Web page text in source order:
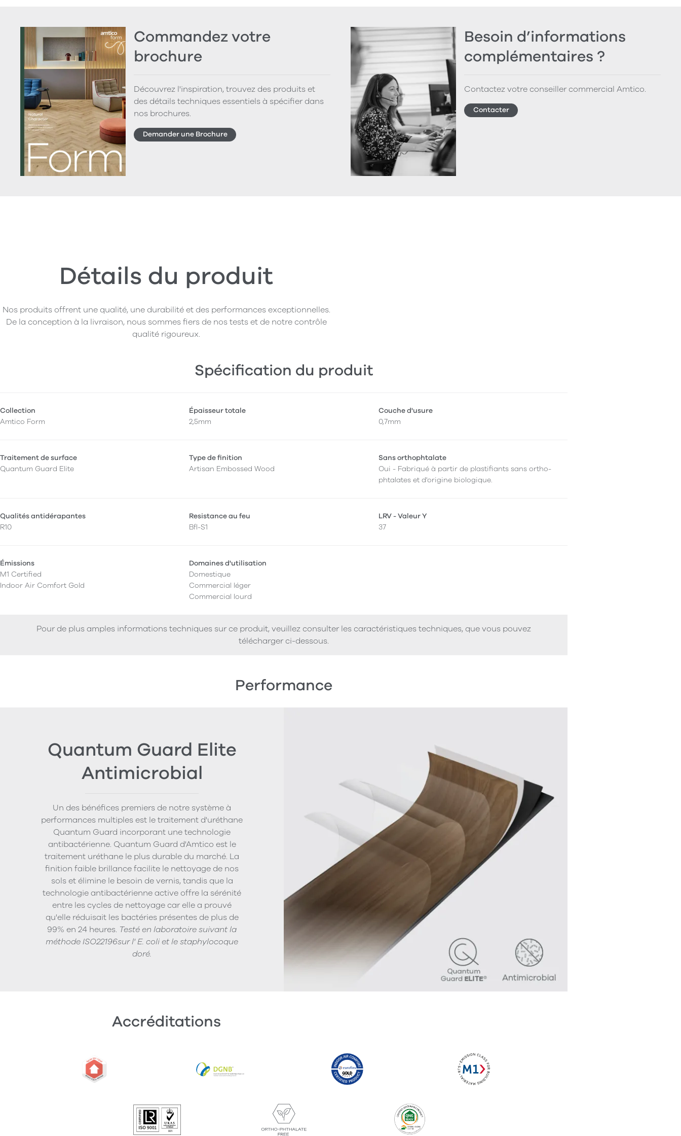
Commandez votre
brochure
Découvrez l'inspiration, trouvez des produits et
des détails techniques essentiels à spécifier dans
nos brochures.
Demander une Brochure
Besoin d’informations
complémentaires ?
Contactez votre conseiller commercial Amtico.
Contacter
Détails du produit
Nos produits offrent une qualité, une durabilité et des performances exceptionnelles.
De la conception à la livraison, nous sommes fiers de nos tests et de notre contrôle
qualité rigoureux.
Spécification du produit
Collection
Amtico Form
Épaisseur totale
2,5mm
Couche d'usure
0,7mm
Traitement de surface
Quantum Guard Elite
Type de finition
Artisan Embossed Wood
Sans orthophtalate
Oui - Fabriqué à partir de plastifiants sans ortho-
phtalates et d'origine biologique.
Qualités antidérapantes
R10
Resistance au feu
Bfl-S1
LRV - Valeur Y
37
Émissions
M1 Certified
Indoor Air Comfort Gold
Domaines d'utilisation
Domestique
Commercial léger
Commercial lourd
Pour de plus amples informations techniques sur ce produit, veuillez consulter les caractéristiques techniques, que vous pouvez
télécharger ci-dessous.
Performance
Quantum Guard Elite
Antimicrobial
Un des bénéfices premiers de notre système à
performances multiples est le traitement d'uréthane
Quantum Guard incorporant une technologie
antibactérienne. Quantum Guard d'Amtico est le
traitement uréthane le plus durable du marché. La
finition faible brillance facilite le nettoyage de nos
sols et élimine le besoin de vernis, tandis que la
technologie antibactérienne active offre la sérénité
entre les cycles de nettoyage car elle a prouvé
qu'elle réduisait les bactéries présentes de plus de
99% en 24 heures. Testé en laboratoire suivant la
méthode ISO22196sur l' E. coli et le staphylocoque
doré.
Accréditations